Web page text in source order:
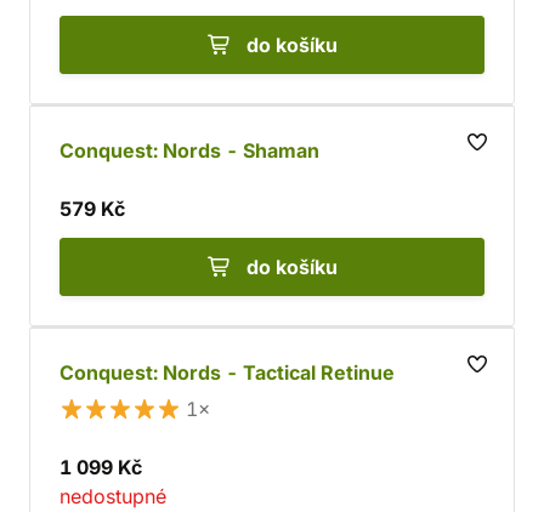
do košíku
Conquest: Nords - Shaman
579 Kč
do košíku
Conquest: Nords - Tactical Retinue
1×
1 099 Kč
nedostupné